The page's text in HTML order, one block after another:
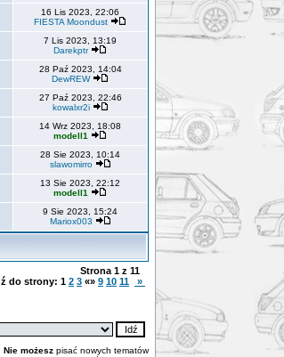
16 Lis 2023, 22:06
FIESTA Moondust
7 Lis 2023, 13:19
Darekptr
28 Paź 2023, 14:04
DewREW
27 Paź 2023, 22:46
kowalxr2i
14 Wrz 2023, 18:08
modell1
28 Sie 2023, 10:14
slawomirro
13 Sie 2023, 22:12
modell1
9 Sie 2023, 15:24
Mariox003
Strona 1 z 11
do strony: 1 2 3 «» 9 10 11 »
Nie możesz pisać nowych tematów